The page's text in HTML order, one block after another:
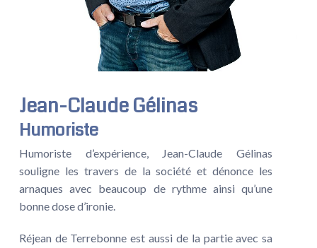
Jean-Claude Gélinas
Humoriste
Humoriste d’expérience, Jean-Claude Gélinas
souligne les travers de la société et dénonce les
arnaques avec beaucoup de rythme ainsi qu’une
bonne dose d’ironie.
Réjean de Terrebonne est aussi de la partie avec sa